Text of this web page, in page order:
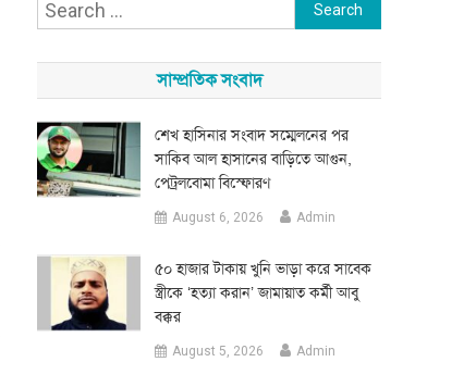
Search
সাম্প্রতিক সংবাদ
শেখ হাসিনার সংবাদ সম্মেলনের পর
সাকিব আল হাসানের বাড়িতে আগুন,
পেট্রলবোমা বিস্ফোরণ
August 6, 2026 Admin
৫০ হাজার টাকায় খুনি ভাড়া করে সাবেক
স্ত্রীকে ‘হত্যা করান’ জামায়াত কর্মী আবু
বক্কর
August 5, 2026 Admin